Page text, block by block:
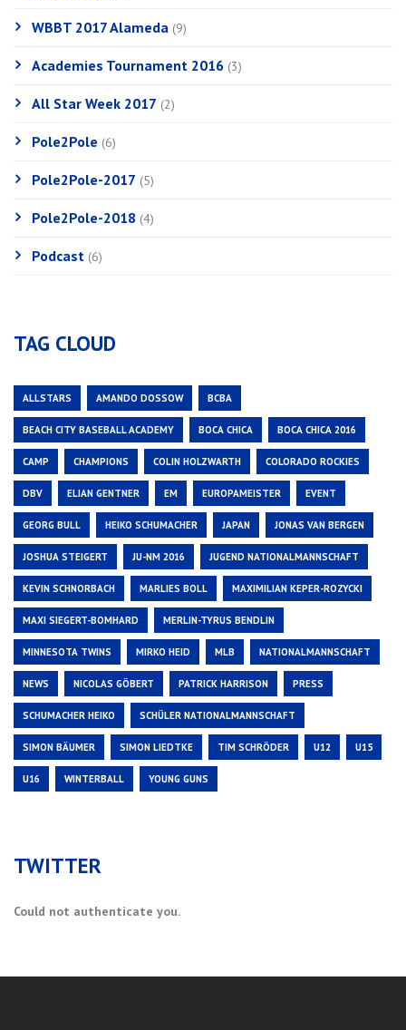
WBBT 2017 Alameda (9)
Academies Tournament 2016 (3)
All Star Week 2017 (2)
Pole2Pole (6)
Pole2Pole-2017 (5)
Pole2Pole-2018 (4)
Podcast (6)
TAG CLOUD
ALLSTARS AMANDO DOSSOW BCBA
BEACH CITY BASEBALL ACADEMY BOCA CHICA BOCA CHICA 2016
CAMP CHAMPIONS COLIN HOLZWARTH COLORADO ROCKIES
DBV ELIAN GENTNER EM EUROPAMEISTER EVENT
GEORG BULL HEIKO SCHUMACHER JAPAN JONAS VAN BERGEN
JOSHUA STEIGERT JU-NM 2016 JUGEND NATIONALMANNSCHAFT
KEVIN SCHNORBACH MARLIES BOLL MAXIMILIAN KEPER-ROZYCKI
MAXI SIEGERT-BOMHARD MERLIN-TYRUS BENDLIN
MINNESOTA TWINS MIRKO HEID MLB NATIONALMANNSCHAFT
NEWS NICOLAS GÖBERT PATRICK HARRISON PRESS
SCHUMACHER HEIKO SCHÜLER NATIONALMANNSCHAFT
SIMON BÄUMER SIMON LIEDTKE TIM SCHRÖDER U12 U15
U16 WINTERBALL YOUNG GUNS
TWITTER
Could not authenticate you.